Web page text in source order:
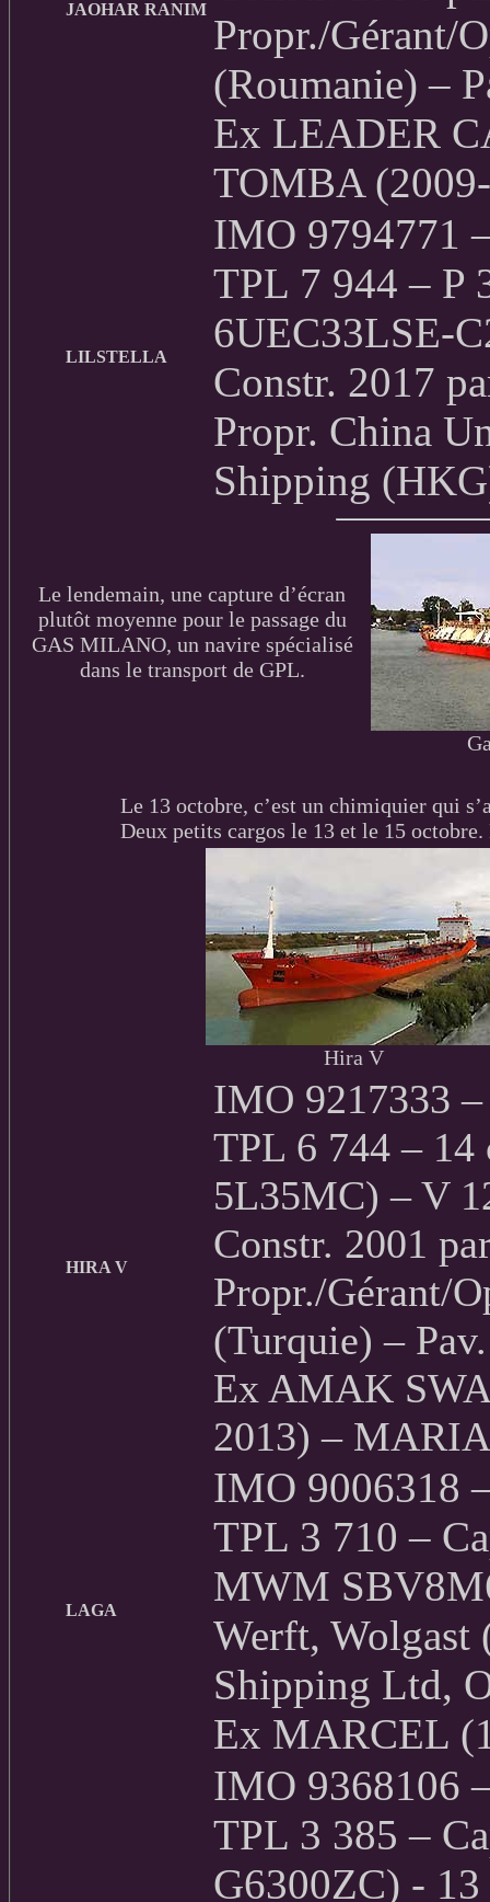
JAOHAR RANIM
Propr./Gérant/
(Roumanie) –
Ex LEADER
TOMBA
LILSTELLA
IMO 9794771
TPL 7 944 – P
6UEC33LSE-
Constr. 2017
Propr. China
Shipping
Le lendemain, une capture d’écran
plutôt moyenne pour le passage du
GAS MILANO, un navire spécialisé
dans le transport de GPL.
Le 13 octobre, c’est un chimiquier qui
Deux petits cargos le 13 et le 15
Hira V
HIRA V
IMO 9217333
TPL 6 744 –
5L35MC) – V
Constr. 2001
Propr./Gérant/
(Turquie) –
Ex AMAK
2013) –
LAGA
IMO 9006318
TPL 3 710 –
MWM
Werft, Wolgast
Shipping Ltd,
Ex MARCEL
IMO 9368106
TPL 3 385 –
G6300ZC) - 13